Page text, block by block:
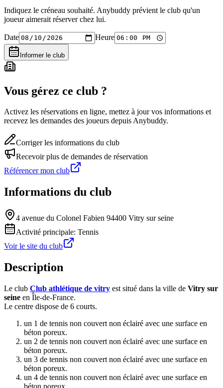
Indiquez le créneau souhaité. Anybuddy prévient le club qu'un
joueur aimerait réserver chez lui.
Date Heure
Informer le club
Vous gérez ce club ?
Activez les réservations en ligne, mettez à jour vos informations et
recevez les demandes des joueurs depuis Anybuddy.
Corriger les informations du club
Recevoir plus de demandes de réservation
Référencer mon club
Informations du club
4 avenue du Colonel Fabien 94400 Vitry sur seine
Activité principale: Tennis
Voir le site du club
Description
Le club Club athlétique de vitry est situé dans la ville de Vitry sur
seine en Île-de-France.
Le centre dispose de 6 courts.
un 1 de tennis non couvert non éclairé avec une surface en
béton poreux.
un 2 de tennis non couvert non éclairé avec une surface en
béton poreux.
un 3 de tennis non couvert non éclairé avec une surface en
béton poreux.
un 4 de tennis non couvert non éclairé avec une surface en
béton poreux.